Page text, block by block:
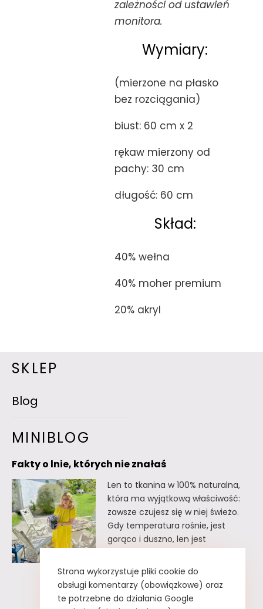
zależności od ustawień
monitora.
Wymiary:
(mierzone na płasko
bez rozciągania)
biust: 60 cm x 2
rękaw mierzony od
pachy: 30 cm
długość: 60 cm
Skład:
40% wełna
40% moher premium
20% akryl
SKLEP
Blog
MINIBLOG
Fakty o lnie, których nie znałaś
Len to tkanina w 100% naturalna,
która ma wyjątkową właściwość:
zawsze czujesz się w niej świeżo.
Gdy temperatura rośnie, jest
gorąco i duszno, len jest
faktów o lnie, których
prawdopodobnie nie znałaś. Fakty
o lnie, których nie znałaś Lnu nie
Strona wykorzystuje pliki cookie do
obsługi komentarzy (obowiązkowe) oraz
te potrzebne do działania Google